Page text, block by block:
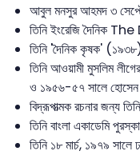
আবুল মনসুর আহমদ ৩
তিনি ইংরেজি দৈনিক
তিনি 'দৈনিক কৃষক'
তিনি আওয়ামী মুসলিম
ও ১৯৫৬-৫৭ সালে হোসেন
বিদ্রূপাত্মক রচনার জন্য
তিনি বাংলা একাডেমি
তিনি ১৮ মার্চ, ১৯৭৯ সালে